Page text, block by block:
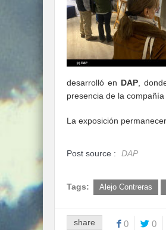
desarrolló en DAP,
presencia de la
La exposición
Post source : DAP
Tags: Alejo Contreras
share 0 0